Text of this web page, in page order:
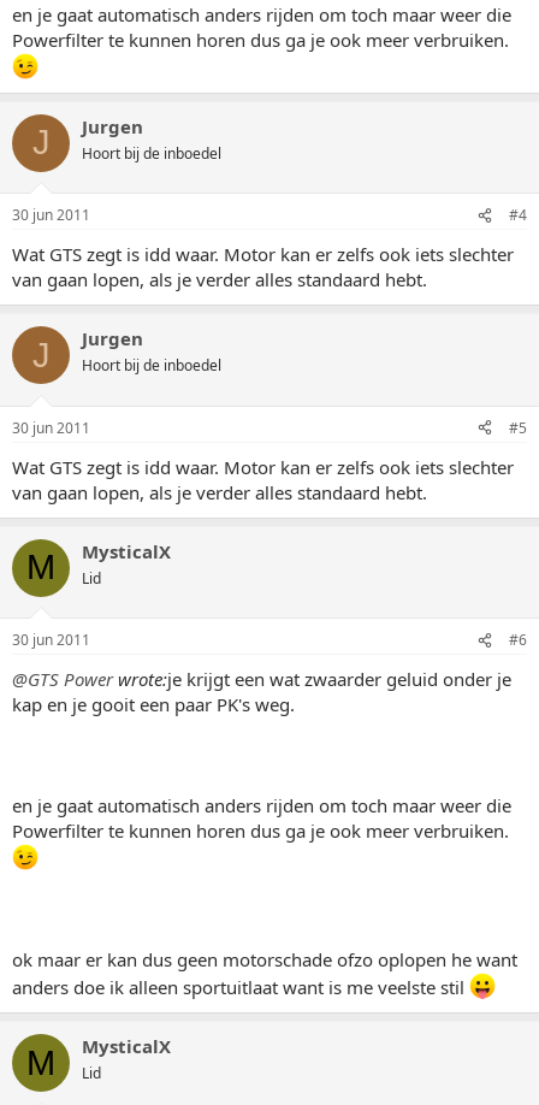
en je gaat automatisch anders rijden om toch maar weer die
Powerfilter te kunnen horen dus ga je ook meer verbruiken.
J Jurgen
Hoort bij de inboedel
30 jun 2011 #4
Wat GTS zegt is idd waar. Motor kan er zelfs ook iets slechter
van gaan lopen, als je verder alles standaard hebt.
J Jurgen
Hoort bij de inboedel
30 jun 2011 #5
Wat GTS zegt is idd waar. Motor kan er zelfs ook iets slechter
van gaan lopen, als je verder alles standaard hebt.
M MysticalX
Lid
30 jun 2011 #6
@GTS Powerwrote:je krijgt een wat zwaarder geluid onder je
kap en je gooit een paar PK's weg.
en je gaat automatisch anders rijden om toch maar weer die
Powerfilter te kunnen horen dus ga je ook meer verbruiken.
ok maar er kan dus geen motorschade ofzo oplopen he want
anders doe ik alleen sportuitlaat want is me veelste stil
M MysticalX
Lid